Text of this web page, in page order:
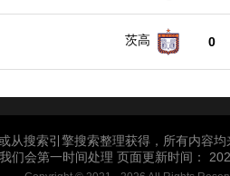
茨高 0
从搜索引擎搜索整理获得，所有内容
我们会第一时间处理 页面更新时间：